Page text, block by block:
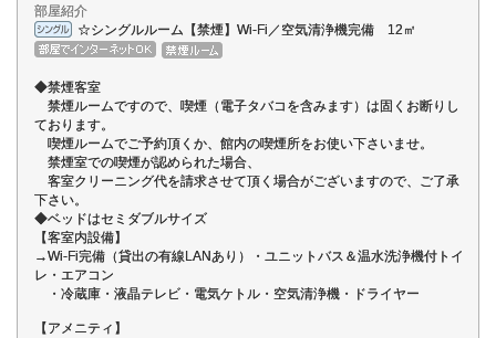
部屋紹介
☆シングルルーム【禁煙】Wi-Fi／空気清浄機完備 12㎡
◆禁煙客室
禁煙ルームですので、喫煙（電子タバコを含みます）は固くお断りし
ております。
喫煙ルームでご予約頂くか、館内の喫煙所をお使い下さいませ。
禁煙室での喫煙が認められた場合、
客室クリーニング代を請求させて頂く場合がございますので、ご了承
下さい。
◆ベッドはセミダブルサイズ
【客室内設備】
→Wi-Fi完備（貸出の有線LANあり）・ユニットバス＆温水洗浄機付トイ
レ・エアコン
・冷蔵庫・液晶テレビ・電気ケトル・空気清浄機・ドライヤー
【アメニティ】